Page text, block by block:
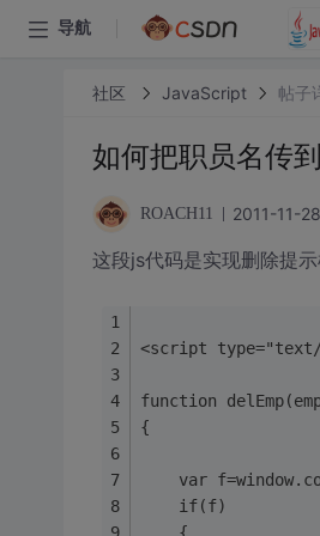
导航
社区 JavaScript 帖子
如何把职员名传
ROACH11 2011-11-
这段js代码是实现删除提示
<script
function
{
var
	if(f)
	{